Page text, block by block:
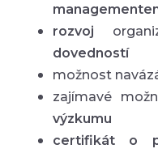
rozvoj
dovedností
možnost
zajímavé
výzkumu
certifikát o